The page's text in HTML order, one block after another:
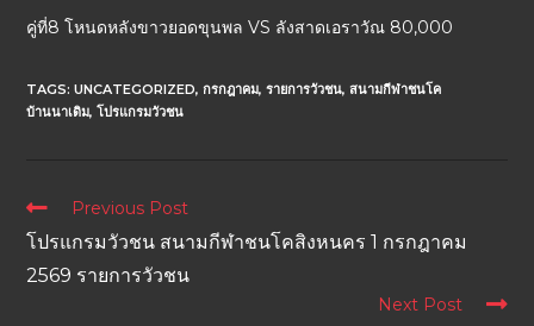
คู่ที่8 โหนดหลังขาวยอดขุนพล VS ลังสาดเอราวัณ 80,000
TAGS:UNCATEGORIZED, กรกฎาคม, รายการวัวชน, สนามกีฬาชนโค
บ้านนาเดิม, โปรแกรมวัวชน
Previous Post
โปรแกรมวัวชน สนามกีฬาชนโคสิงหนคร 1 กรกฎาคม
2569 รายการวัวชน
Next Post